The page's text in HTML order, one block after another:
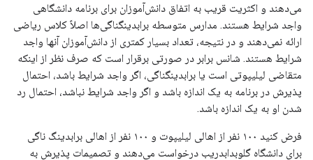
می‌دهند و اکثریت قریب به اتفاق دانش‌آموزان برای برنامه دانشگاهی
واجد شرایط هستند. مدارس متوسطه برابدینگناگی‌ها اصلاً کلاس ریاضی
ارائه نمی‌دهند و در نتیجه، تعداد بسیار کمتری از دانش‌آموزان آنها واجد
شرایط هستند. شانس برابر در صورتی برقرار است که صرف نظر از اینکه
متقاضی لیلیپوتی است یا برابدینگناگی، اگر واجد شرایط باشد، احتمال
پذیرش در برنامه به یک اندازه باشد و اگر واجد شرایط نباشد، احتمال رد
شدن او به یک اندازه باشد.
فرض کنید ۱۰۰ نفر از اهالی لیلیپوت و ۱۰۰ نفر از اهالی برابدینگ ناگی
برای دانشگاه گلوبدابدریب درخواست می‌دهند و تصمیمات پذیرش به